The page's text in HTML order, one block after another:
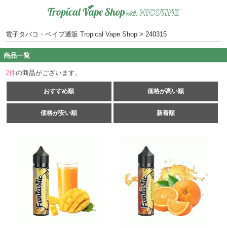
電子タバコ・ベイプ通販 Tropical Vape Shop >240315
商品一覧
2件の商品がございます。
おすすめ順 価格が高い順
価格が安い順 新着順